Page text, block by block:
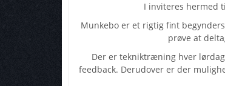
I inviteres hermed
Munkebo er et rigtig fint
prøve at
Der er tekniktræning hver
feedback. Derudover er der